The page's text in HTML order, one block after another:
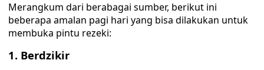
Merangkum dari berabagai sumber, berikut ini
beberapa amalan pagi hari yang bisa dilakukan untuk
membuka pintu rezeki:
1. Berdzikir